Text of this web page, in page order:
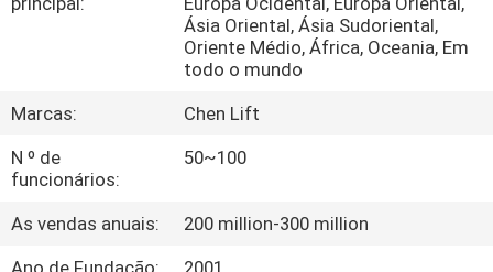
NÓS
VISITA
À
FÁBRICA
Ásia Oriental, Ásia Sudoriental,
Oriente Médio, África, Oceania, Em
todo o mundo
Marcas:
Chen Lift
N º de
funcionários:
50~100
As vendas anuais:
200 million-300 million
Ano de Fundação:
2001